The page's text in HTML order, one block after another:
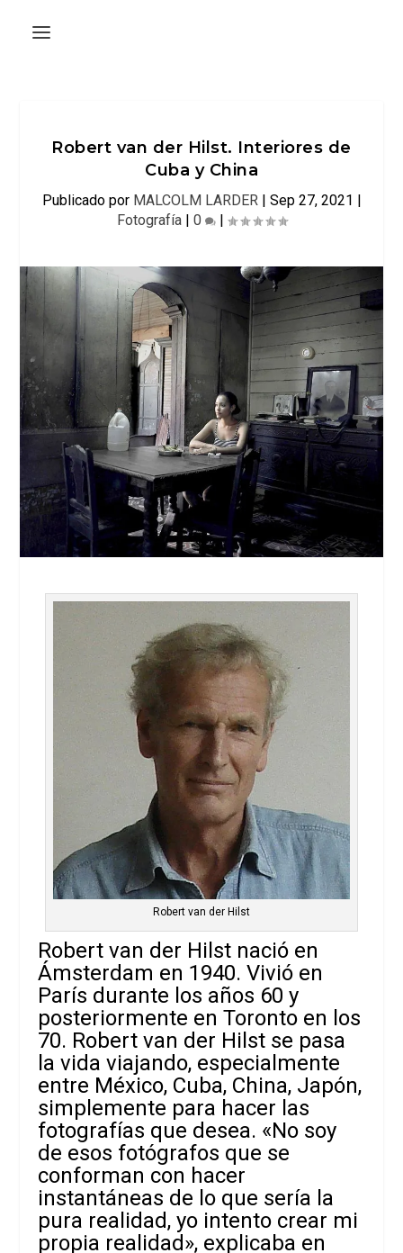
Robert van der Hilst. Interiores de
Cuba y China
Publicado por MALCOLM LARDER| Sep 27, 2021 |
Fotografía| 0 |
Robert van der Hilst
Robert van der Hilst nació en
Ámsterdam en 1940. Vivió en
París durante los años 60 y
posteriormente en Toronto en los
70. Robert van der Hilst se pasa
la vida viajando, especialmente
entre México, Cuba, China, Japón,
simplemente para hacer las
fotografías que desea. «No soy
de esos fotógrafos que se
conforman con hacer
instantáneas de lo que sería la
pura realidad, yo intento crear mi
propia realidad», explicaba en